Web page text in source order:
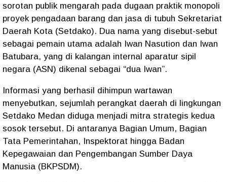
sorotan publik mengarah pada dugaan praktik monopoli
proyek pengadaan barang dan jasa di tubuh Sekretariat
Daerah Kota (Setdako). Dua nama yang disebut-sebut
sebagai pemain utama adalah Iwan Nasution dan Iwan
Batubara, yang di kalangan internal aparatur sipil
negara (ASN) dikenal sebagai “dua Iwan”.
Informasi yang berhasil dihimpun wartawan
menyebutkan, sejumlah perangkat daerah di lingkungan
Setdako Medan diduga menjadi mitra strategis kedua
sosok tersebut. Di antaranya Bagian Umum, Bagian
Tata Pemerintahan, Inspektorat hingga Badan
Kepegawaian dan Pengembangan Sumber Daya
Manusia (BKPSDM).